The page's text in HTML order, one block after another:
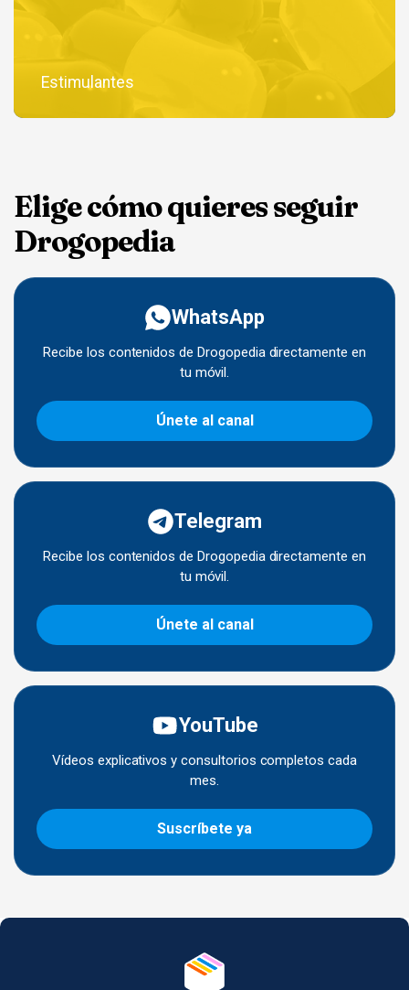
Estimulantes
Elige cómo quieres seguir
Drogopedia
WhatsApp
Recibe los contenidos de Drogopedia directamente en
tu móvil.
Únete al canal
Telegram
Recibe los contenidos de Drogopedia directamente en
tu móvil.
Únete al canal
YouTube
Vídeos explicativos y consultorios completos cada
mes.
Suscríbete ya